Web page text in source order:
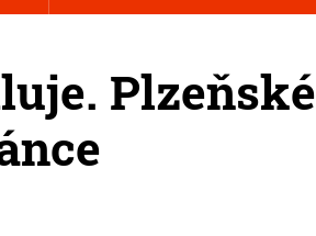
Plzeňské